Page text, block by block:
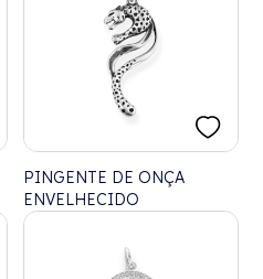
PINGENTE DE ONÇA
ENVELHECIDO